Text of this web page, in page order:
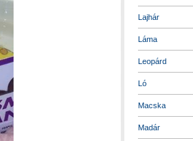
Lajhár
Láma
Leopárd
Ló
Macska
Madár